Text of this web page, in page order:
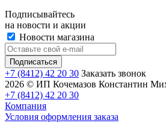
Подписывайтесь
на новости и акции
Новости магазина
+7 (8412) 42 20 30 Заказать звонок
2026 © ИП Кочемазов Константин
+7 (8412) 42 20 30
Компания
Условия оформления заказа